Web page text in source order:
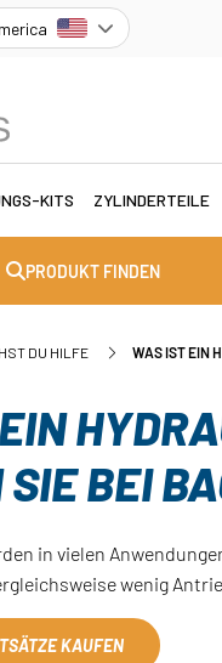
KITS ZYLINDERTEILE
PRODUKT FINDEN
DU HILFE WAS IST EIN
BEI
in vielen
wenig
KAUFEN